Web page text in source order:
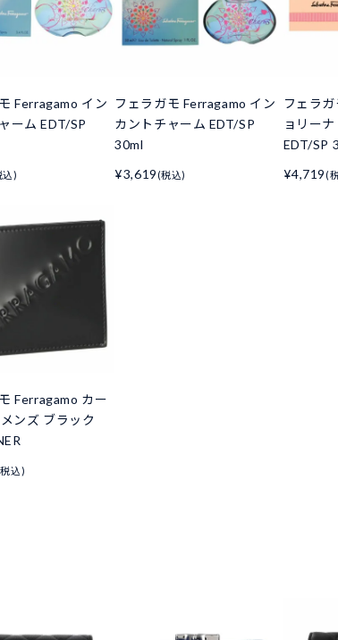
Ferragamo イン
ーム EDT/SP
込)
フェラガモ Ferragamo イン
カントチャーム EDT/SP
30ml
¥3,619 (税込)
フェラ
ョリー
EDT/SP
¥4,719 (
Ferragamo カー
ンズ ブラック
込)